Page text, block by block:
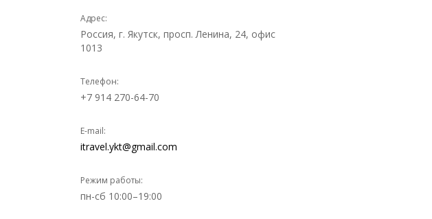
Адрес:
Россия, г. Якутск, просп. Ленина, 24, oфис
1013
Телефон:
+7 914 270-64-70
E-mail:
itravel.ykt@gmail.com
Режим работы:
пн-сб 10:00–19:00